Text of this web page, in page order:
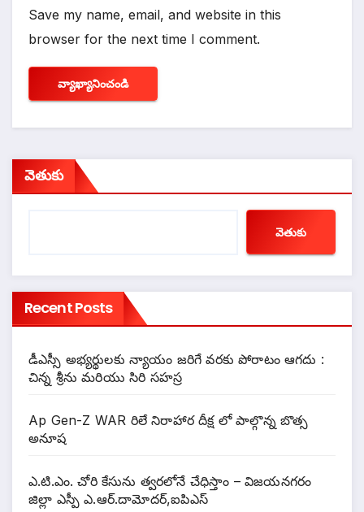
Save my name, email, and website in this
browser for the next time I comment.
వెతుకు
వెతుకు
Recent Posts
డీఎస్సీ అభ్యర్థులకు న్యాయం జరిగే వరకు పోరాటం ఆగదు :
చిన్న శ్రీను మరియు సిరి సహస్ర
Ap Gen-Z WAR రిలే నిరాహార దీక్ష లో పాల్గొన్న బొత్స
అనూష
ఎ.టి.ఎం. చోరి కేసును త్వరలోనే చేధిస్తాం – విజయనగరం
జిల్లా ఎస్పీ ఎ.ఆర్.దామోదర్,ఐపిఎస్